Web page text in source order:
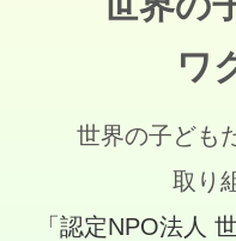
ワ
世界の子ども
取り
「認定NPO法人